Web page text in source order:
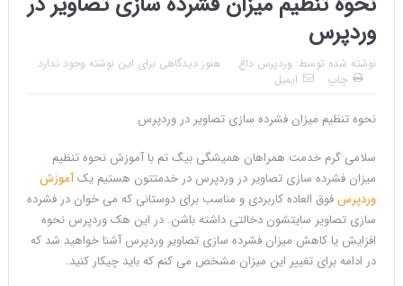
وردپرس
نوشته شده توسط: وردپرس داغ
هنوز دیدگاهی برای این نوشته وجود ندارد
چاپ
ایمیل
نحوه تنظیم میزان فشرده سازی تصاویر در وردپرس
نحوه
تنظیم
میزان
فشرده
سازی
تصاویر
سلامی گرم خدمت همراهان همیشگی بیگ تم با آموزش نحوه تنظیم
میزان فشرده سازی تصاویر در وردپرس در خدمتتون هستیم یکآموزش
وردپرسفوق العاده کاربردی و مناسب برای دوستانی که می خوان در فشرده
سازی تصاویر سایتشون دخالتی داشته باشن. در این هک وردپرس نحوه
افزایش یا کاهش میزان فشرده سازی تصاویر وردپرس آشنا خواهید شد که
در ادامه برای تغییر این میزان مشخص می کنم که باید چیکار کنید.